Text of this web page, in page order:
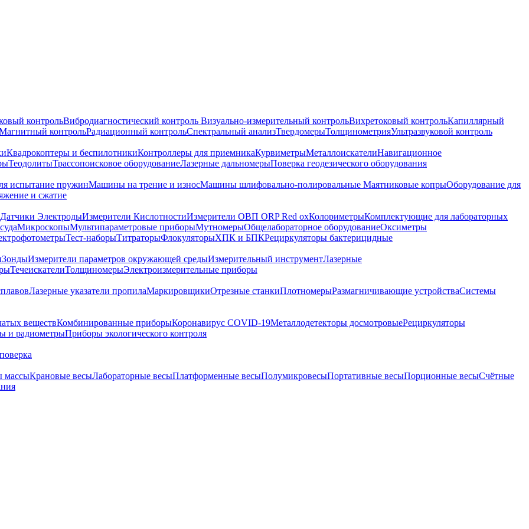
контрольВибродиагностический контроль Визуально-измерительный контрольВихретоковый контрольКапиллярный
контрольРадиационный контрольСпектральный анализТвердомерыТолщинометрияУльтразвуковой контроль
Квадрокоптеры и беспилотникиКонтроллеры для приемникаКурвиметрыМеталлоискателиНавигационное
ТеодолитыТрассопоисковое оборудованиеЛазерные дальномерыПоверка геодезического оборудования
испытание пружинМашины на трение и износМашины шлифовально-полировальные Маятниковые копрыОборудование для
и сжатие
Датчики ЭлектродыИзмерители КислотностиИзмерители ОВП ORP Red oxКолориметрыКомплектующие для лабораторных
МикроскопыМультипараметровые приборыМутномерыОбщелабораторное оборудованиеОксиметры
Тест-наборыТитраторыФлокуляторыХПК и БПКРециркуляторы бактерицидные
ЗондыИзмерители параметров окружающей средыИзмерительный инструментЛазерные
ТечеискателиТолщиномерыЭлектроизмерительные приборы
Лазерные указатели пропилаМаркировщикиОтрезные станкиПлотномерыРазмагничивающие устройстваСистемы
веществКомбинированные приборыКоронавирус COVID-19Металлодетекторы досмотровыеРециркуляторы
и радиометрыПриборы экологического контроля
массыКрановые весыЛабораторные весыПлатформенные весыПолумикровесыПортативные весыПорционные весыСчётные